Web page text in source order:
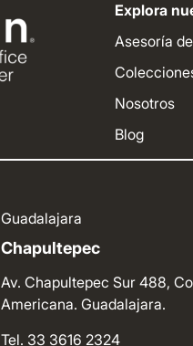
Explora
Asesoría
Nosotros
Blog
Guadalajara
Chapultepec
Av. Chapultepec Sur 488,
Americana. Guadalajara.
Tel. 33 3616 2324